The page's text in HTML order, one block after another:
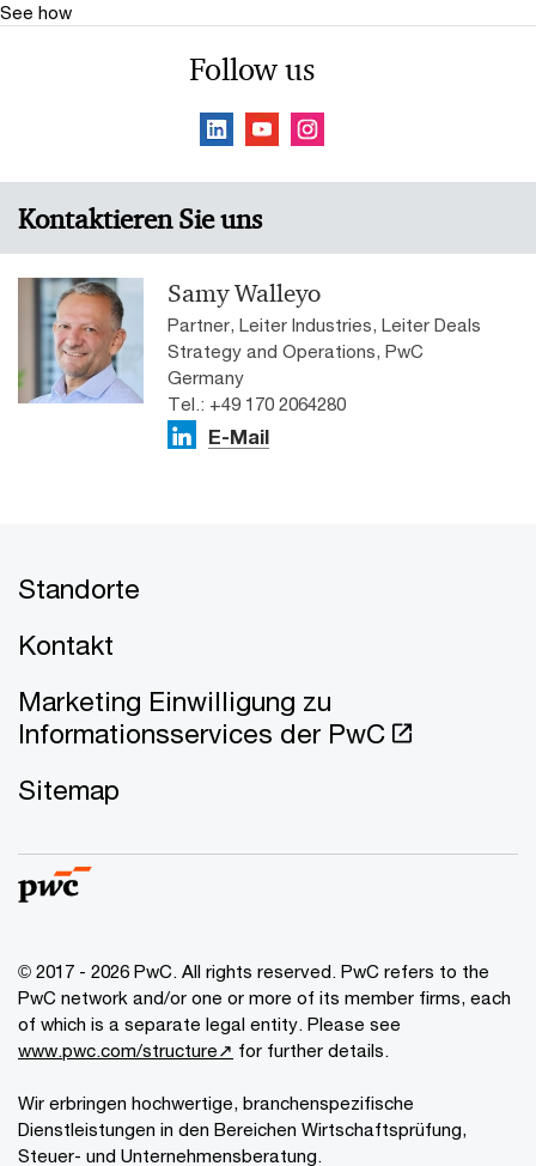
See how
Follow us
Kontaktieren Sie uns
Samy Walleyo
Partner, Leiter Industries, Leiter Deals
Strategy and Operations, PwC
Germany
Tel.: +49 170 2064280
E-Mail
Standorte
Kontakt
Marketing Einwilligung zu
Informationsservices der PwC
Sitemap
© 2017 - 2026 PwC. All rights reserved. PwC refers to the
PwC network and/or one or more of its member firms, each
of which is a separate legal entity. Please see
www.pwc.com/structure↗ for further details.
Wir erbringen hochwertige, branchenspezifische
Dienstleistungen in den Bereichen Wirtschaftsprüfung,
Steuer- und Unternehmensberatung.